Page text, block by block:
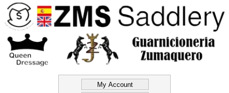
Official Store Zms
Saddlery